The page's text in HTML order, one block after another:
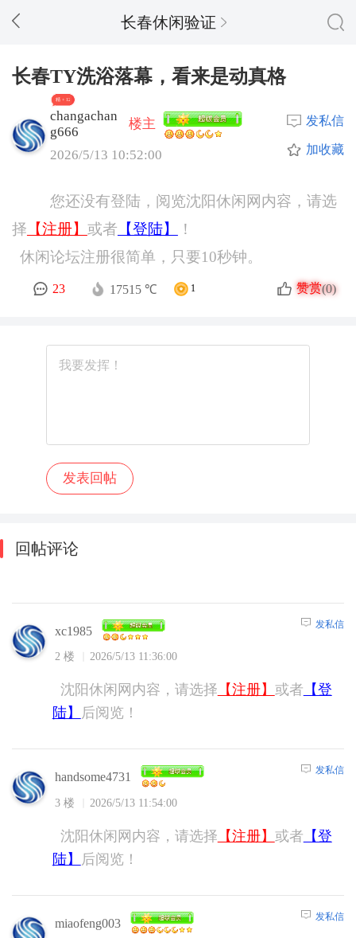
长春休闲验证
长春TY洗浴落幕，看来是动真格
精 + 12
changachan
g666
楼主
2026/5/13 10:52:00
发私信
加收藏
您还没有登陆，阅览沈阳休闲网内容，请选
择 【注册】 或者 【登陆】
！
休闲论坛注册很简单，只要10秒钟。
23 17515 ℃ 1 赞赏(0)
回帖评论
xc1985
2 楼 2026/5/13 11:36:00
发私信
沈阳休闲网内容，请选择 【注册】 或者 【登
陆】
后阅览！
handsome4731
3 楼 2026/5/13 11:54:00
发私信
沈阳休闲网内容，请选择 【注册】 或者 【登
陆】
后阅览！
miaofeng003 发私信